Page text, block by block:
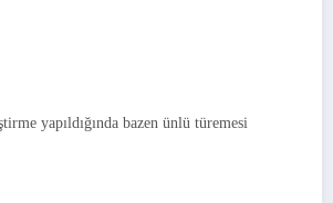
yapıldığında bazen ünlü türemesi